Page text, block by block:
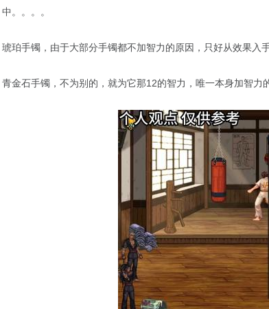
中。。。。
琥珀手镯，由于大部分手镯都不加智力的原因，只好从效果入
青金石手镯，不为别的，就为它那12的智力，唯一本身加智力